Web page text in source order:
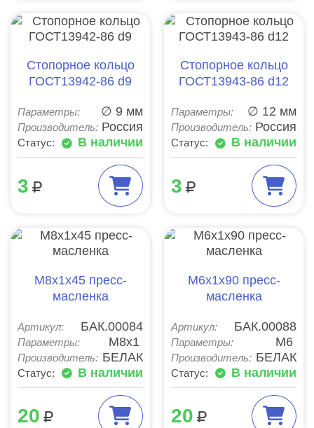
Стопорное кольцо
ГОСТ13942-86 d9
Параметры: ∅ 9 мм
Производитель: Россия
Статус: В наличии
3
Стопорное кольцо
ГОСТ13943-86 d12
Параметры: ∅ 12 мм
Производитель: Россия
Статус: В наличии
3
М8х1х45 пресс-
масленка
Артикул: БАК.00084
Параметры: М8х1
Производитель: БЕЛАК
Статус: В наличии
20
М6х1х90 пресс-
масленка
Артикул: БАК.00088
Параметры: М6
Производитель: БЕЛАК
Статус: В наличии
20